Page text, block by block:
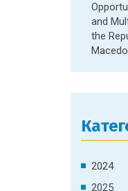
and
the
2024
2025